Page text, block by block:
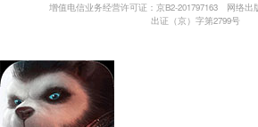
增值电信业务经营许可证：京B2-201797163
网络出
出证（京）字第2799号